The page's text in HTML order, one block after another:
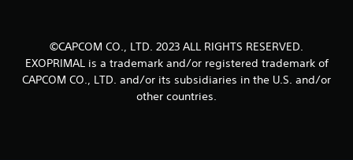
©CAPCOM CO., LTD. 2023 ALL RIGHTS RESERVED.
EXOPRIMAL is a trademark and/or registered trademark of
CAPCOM CO., LTD. and/or its subsidiaries in the U.S. and/or
other countries.